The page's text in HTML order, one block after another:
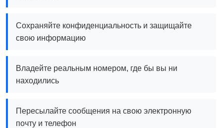
Сохраняйте конфиденциальность и защищайте
свою информацию
Владейте реальным номером, где бы вы ни
находились
Пересылайте сообщения на свою электронную
почту и телефон